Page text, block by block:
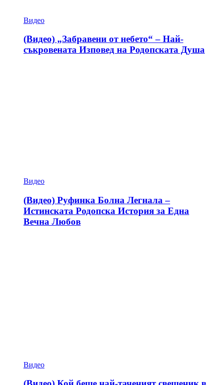
Видео
(Видео) „Забравени от небето“ – Най-
съкровената Изповед на Родопската Душа
Видео
(Видео) Руфинка Болна Легнала –
Истинската Родопска История за Една
Вечна Любов
Видео